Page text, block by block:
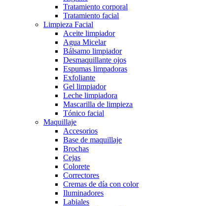
Tratamiento corporal
Tratamiento facial
Limpieza Facial
Aceite limpiador
Agua Micelar
Bálsamo limpiador
Desmaquillante ojos
Espumas limpadoras
Exfoliante
Gel limpiador
Leche limpiadora
Mascarilla de limpieza
Tónico facial
Maquillaje
Accesorios
Base de maquillaje
Brochas
Cejas
Colorete
Correctores
Cremas de día con color
Iluminadores
Labiales